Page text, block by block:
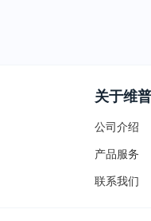
关于维普
公司介绍
产品服务
联系我们